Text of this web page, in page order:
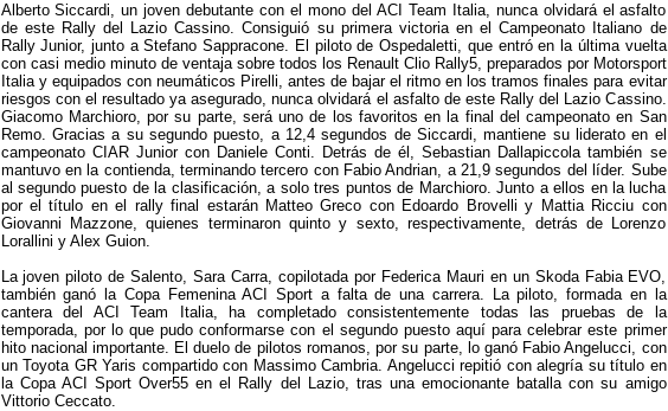
Alberto Siccardi, un joven debutante con el mono del ACI Team Italia, nunca olvidará el asfalto
de este Rally del Lazio Cassino. Consiguió su primera victoria en el Campeonato Italiano de
Rally Junior, junto a Stefano Sappracone. El piloto de Ospedaletti, que entró en la última vuelta
con casi medio minuto de ventaja sobre todos los Renault Clio Rally5, preparados por Motorsport
Italia y equipados con neumáticos Pirelli, antes de bajar el ritmo en los tramos finales para evitar
riesgos con el resultado ya asegurado, nunca olvidará el asfalto de este Rally del Lazio Cassino.
Giacomo Marchioro, por su parte, será uno de los favoritos en la final del campeonato en San
Remo. Gracias a su segundo puesto, a 12,4 segundos de Siccardi, mantiene su liderato en el
campeonato CIAR Junior con Daniele Conti. Detrás de él, Sebastian Dallapiccola también se
mantuvo en la contienda, terminando tercero con Fabio Andrian, a 21,9 segundos del líder. Sube
al segundo puesto de la clasificación, a solo tres puntos de Marchioro. Junto a ellos en la lucha
por el título en el rally final estarán Matteo Greco con Edoardo Brovelli y Mattia Ricciu con
Giovanni Mazzone, quienes terminaron quinto y sexto, respectivamente, detrás de Lorenzo
Lorallini y Alex Guion.
La joven piloto de Salento, Sara Carra, copilotada por Federica Mauri en un Skoda Fabia EVO,
también ganó la Copa Femenina ACI Sport a falta de una carrera. La piloto, formada en la
cantera del ACI Team Italia, ha completado consistentemente todas las pruebas de la
temporada, por lo que pudo conformarse con el segundo puesto aquí para celebrar este primer
hito nacional importante. El duelo de pilotos romanos, por su parte, lo ganó Fabio Angelucci, con
un Toyota GR Yaris compartido con Massimo Cambria. Angelucci repitió con alegría su título en
la Copa ACI Sport Over55 en el Rally del Lazio, tras una emocionante batalla con su amigo
Vittorio Ceccato.